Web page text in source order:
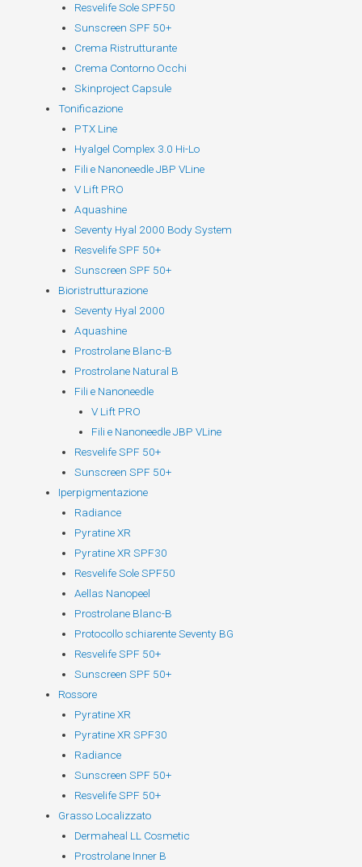
Resvelife Sole SPF50
Sunscreen SPF 50+
Crema Ristrutturante
Crema Contorno Occhi
Skinproject Capsule
Tonificazione
PTX Line
Hyalgel Complex 3.0 Hi-Lo
Fili e Nanoneedle JBP VLine
V Lift PRO
Aquashine
Seventy Hyal 2000 Body System
Resvelife SPF 50+
Sunscreen SPF 50+
Bioristrutturazione
Seventy Hyal 2000
Aquashine
Prostrolane Blanc-B
Prostrolane Natural B
Fili e Nanoneedle
V Lift PRO
Fili e Nanoneedle JBP VLine
Resvelife SPF 50+
Sunscreen SPF 50+
Iperpigmentazione
Radiance
Pyratine XR
Pyratine XR SPF30
Resvelife Sole SPF50
Aellas Nanopeel
Prostrolane Blanc-B
Protocollo schiarente Seventy BG
Resvelife SPF 50+
Sunscreen SPF 50+
Rossore
Pyratine XR
Pyratine XR SPF30
Radiance
Sunscreen SPF 50+
Resvelife SPF 50+
Grasso Localizzato
Dermaheal LL Cosmetic
Prostrolane Inner B